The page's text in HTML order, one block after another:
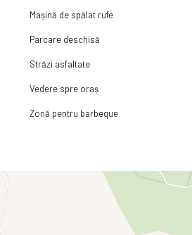
Mașină de spălat rufe
Parcare deschisă
Străzi asfaltate
Vedere spre oraș
Zonă pentru barbeque